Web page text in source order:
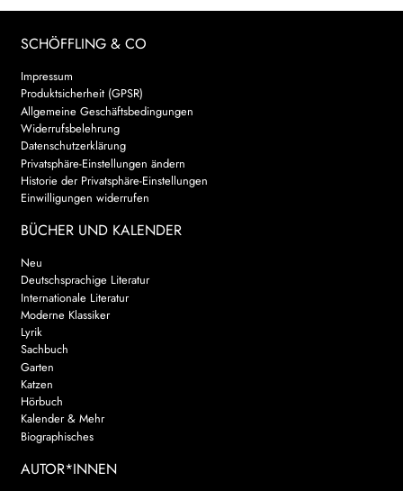
SCHÖFFLING & CO
Impressum
Produktsicherheit (GPSR)
Allgemeine Geschäftsbedingungen
Widerrufsbelehrung
Datenschutzerklärung
Privatsphäre-Einstellungen ändern
Historie der Privatsphäre-Einstellungen
Einwilligungen widerrufen
BÜCHER UND KALENDER
Neu
Deutschsprachige Literatur
Internationale Literatur
Moderne Klassiker
Lyrik
Sachbuch
Garten
Katzen
Hörbuch
Kalender & Mehr
Biographisches
AUTOR*INNEN